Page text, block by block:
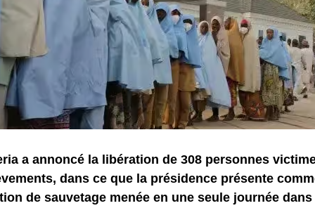
a annoncé la libération de 308 personnes
dans ce que la présidence présente
de sauvetage menée en une seule journée dans